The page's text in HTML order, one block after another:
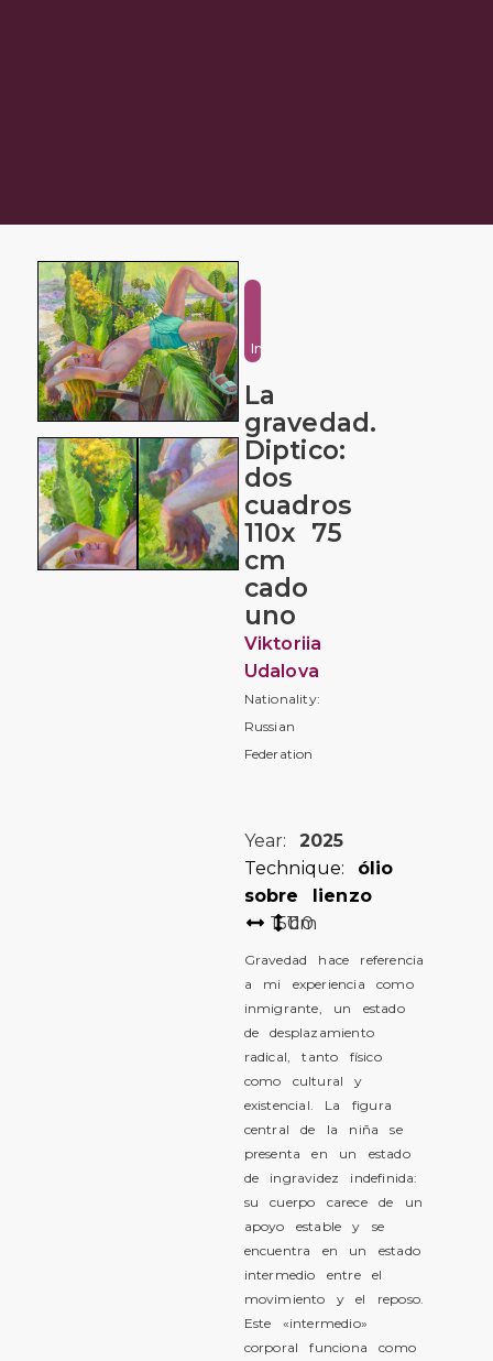
Imaginative
La
gravedad.
Diptico:
dos
cuadros
110x 75
cm
cado
uno
Viktoriia
Udalova
Nationality:
Russian
Federation
Year: 2025
Technique: ólio
sobre lienzo
150110
cm
Gravedad hace referencia
a mi experiencia como
inmigrante, un estado
de desplazamiento
radical, tanto físico
como cultural y
existencial. La figura
central de la niña se
presenta en un estado
de ingravidez indefinida:
su cuerpo carece de un
apoyo estable y se
encuentra en un estado
intermedio entre el
movimiento y el reposo.
Este «intermedio»
corporal funciona como